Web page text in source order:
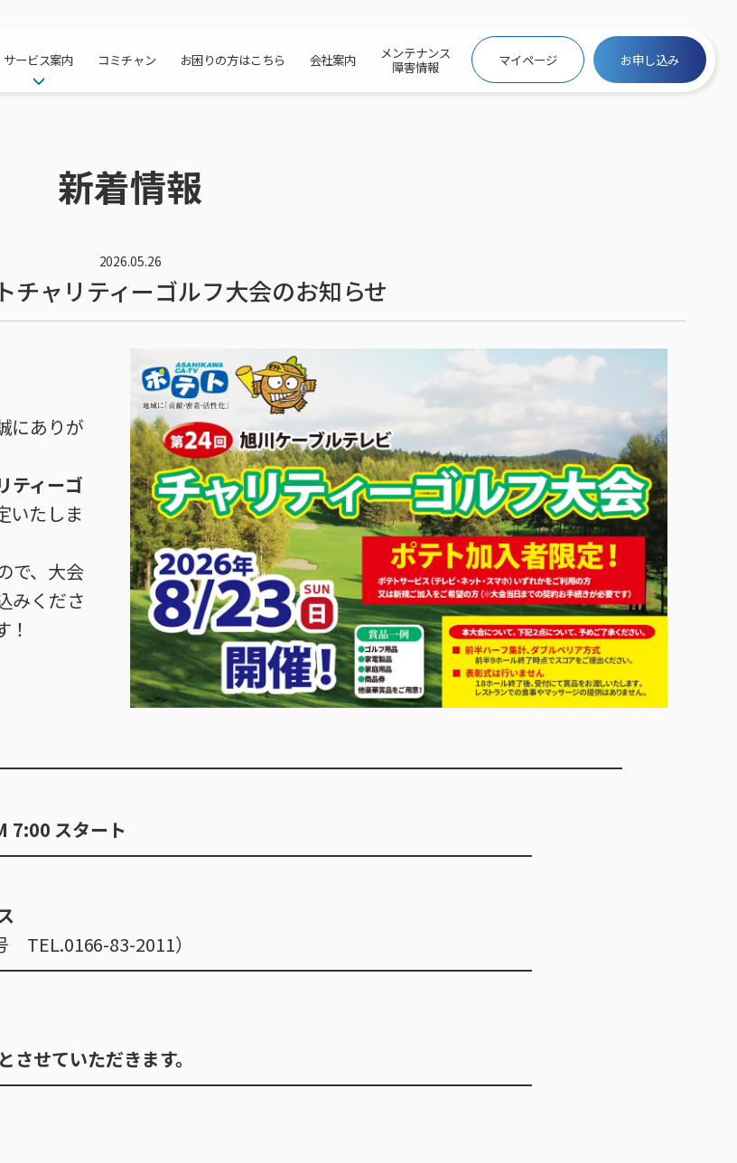
サポートサービストップ
リモートコール
訪問サポート＆サポートパックサービス料⾦表
ー
サービス案内
インターネットギガシェアプラン
固定電話
auまとめトーク
ポテトスマートフォン
オプションサービス
ポテトでんき
暮らしを快適にするサービス
ポテトライフメール
コミチャン お困りの方はこちら 会社案内
メンテナンス
障害情報
マイページ お申し込み
新着情報
2026.05.26
チャリティーゴルフ大会のお知らせ
にありが
ティーゴ
いたしま
で、大会
みくださ
スタート
TEL.0166-83-2011）
せていただきます。